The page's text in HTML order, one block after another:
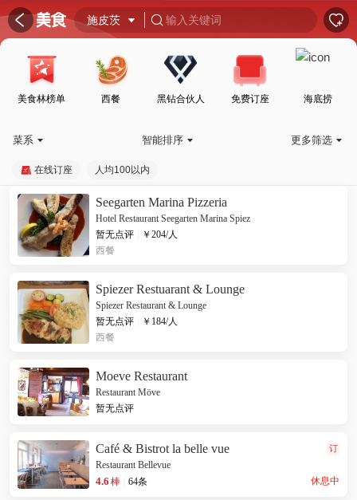
 󰦎 施皮茨   输入关键词 
美食林榜单 西餐 黑钻合伙人 免费订座 海底捞
菜系  智能排序  更多筛选 
在线订座 人均100以内
Seegarten Marina Pizzeria
Hotel Restaurant Seegarten Marina Spiez
暂无点评
￥ 204/人
西餐
Spiezer Restuarant & Lounge
Spiezer Restaurant & Lounge
暂无点评
￥ 184/人
西餐
Moeve Restaurant
Restaurant Möve
暂无点评
Café & Bistrot la belle vue 订
Restaurant Bellevue
4.6 棒 64条 休息中